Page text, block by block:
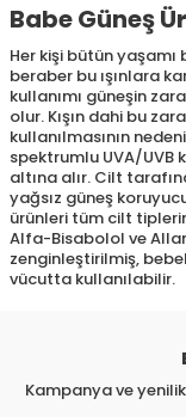
Babe Güneş
Her kişi bütün
beraber bu ışınlara
kullanımı güneşin
olur. Kışın dahi bu
kullanılmasının
spektrumlu UVA/UVB
altına alır. Cilt
yağsız güneş
ürünleri tüm cilt
Alfa-Bisabolol ve
zenginleştirilmiş,
vücutta kullanılabilir.
Kampanya ve